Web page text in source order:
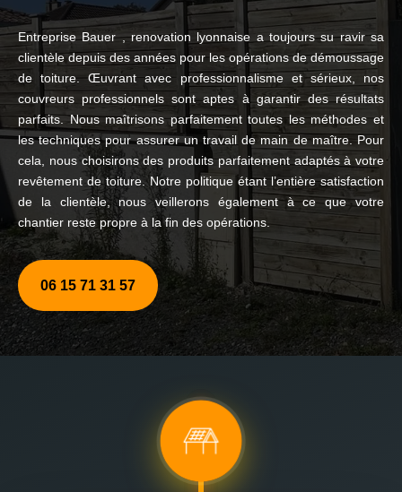
Entreprise Bauer , renovation lyonnaise a toujours su ravir sa
clientèle depuis des années pour les opérations de démoussage
de toiture. Œuvrant avec professionnalisme et sérieux, nos
couvreurs professionnels sont aptes à garantir des résultats
parfaits. Nous maîtrisons parfaitement toutes les méthodes et
les techniques pour assurer un travail de main de maître. Pour
cela, nous choisirons des produits parfaitement adaptés à votre
revêtement de toiture. Notre politique étant l’entière satisfaction
de la clientèle, nous veillerons également à ce que votre
chantier reste propre à la fin des opérations.
06 15 71 31 57